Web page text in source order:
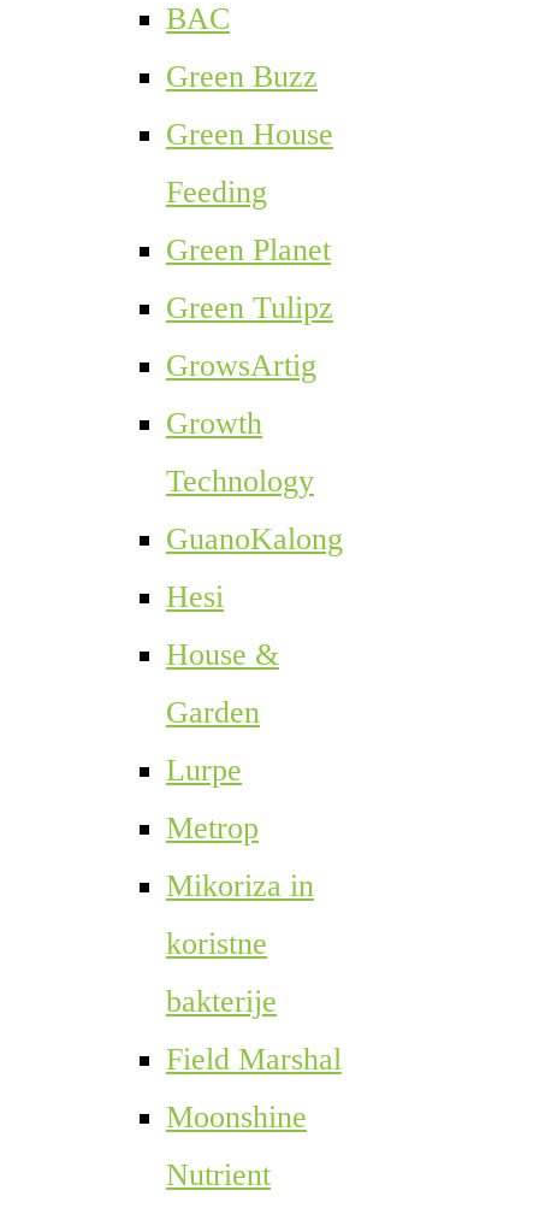
BAC
Green Buzz
Green House
Feeding
Green Planet
Green Tulipz
GrowsArtig
Growth
Technology
GuanoKalong
Hesi
House &
Garden
Lurpe
Metrop
Mikoriza in
koristne
bakterije
Field Marshal
Moonshine
Nutrient